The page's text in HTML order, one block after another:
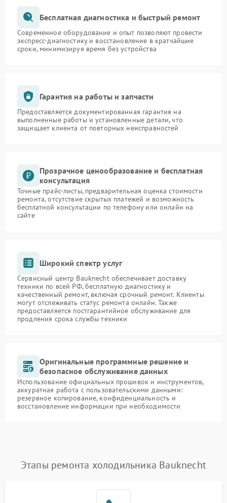
Бесплатная диагностика и быстрый ремонт
Современное оборудование и опыт позволяют провести
экспресс-диагностику и восстановление в кратчайшие
сроки, минимизируя время без устройства
Гарантия на работы и запчасти
Предоставляется документированная гарантия на
выполненные работы и установленные детали, что
защищает клиента от повторных неисправностей
Прозрачное ценообразование и бесплатная
консультация
Точные прайс-листы, предварительная оценка стоимости
ремонта, отсутствие скрытых платежей и возможность
бесплатной консультации по телефону или онлайн на
сайте
Широкий спектр услуг
Сервисный центр Bauknecht обеспечивает доставку
техники по всей РФ, бесплатную диагностику и
качественный ремонт, включая срочный ремонт. Клиенты
могут отслеживать статус ремонта онлайн. Также
предоставляется постгарантийное обслуживание для
продления срока службы техники
Оригинальные программные решение и
безопасное обслуживание данных
Использование официальных прошивок и инструментов,
аккуратная работа с пользовательскими данными:
резервное копирование, конфиденциальность и
восстановление информации при необходимости
Этапы ремонта холодильника Bauknecht